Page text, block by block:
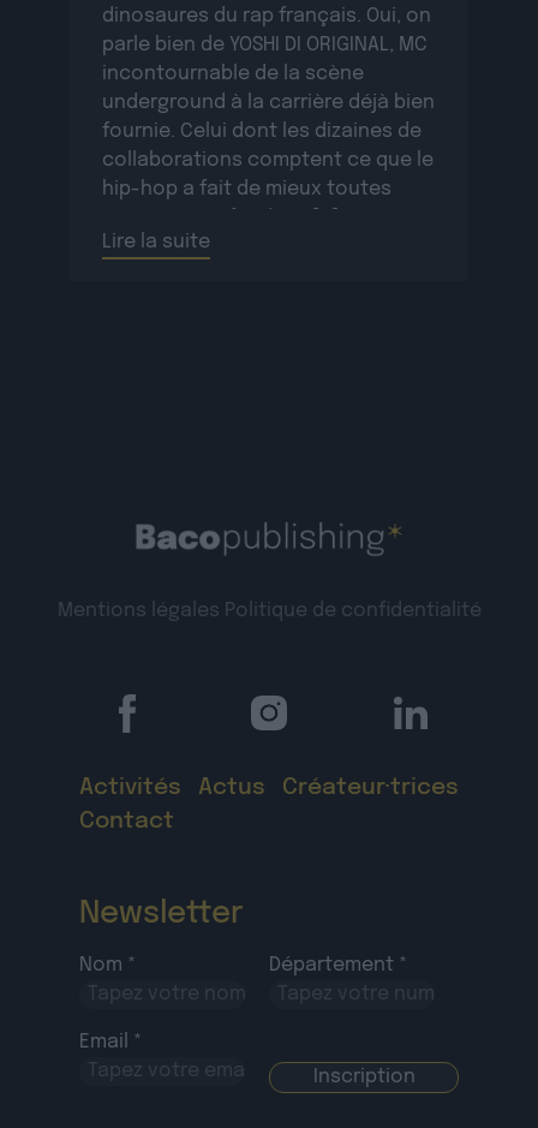
dinosaures du rap français. Oui, on
parle bien de YOSHI DI ORIGINAL, MC
incontournable de la scène
underground à la carrière déjà bien
fournie. Celui dont les dizaines de
collaborations comptent ce que le
hip-hop a fait de mieux toutes
Lire la suite
Mentions légales Politique de confidentialité
Activités Actus
Créateur·trices
Contact
Newsletter
Nom * Département *
Email *